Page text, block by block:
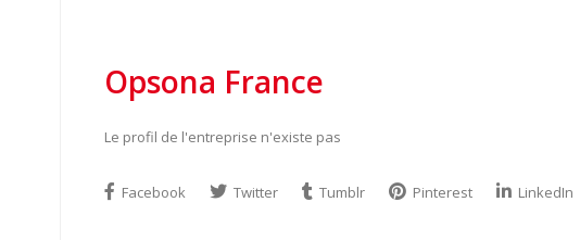
Opsona France
Le profil de l'entreprise n'existe pas
Facebook Twitter Tumblr Pinterest LinkedIn